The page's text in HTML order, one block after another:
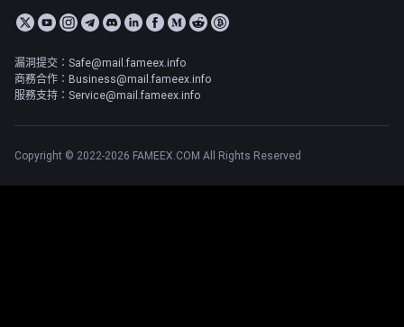
漏洞提交：Safe@mail.fameex.info
商務合作：Business@mail.fameex.info
服務支持：Service@mail.fameex.info
Copyright © 2022-2026 FAMEEX.COM All Rights Reserved